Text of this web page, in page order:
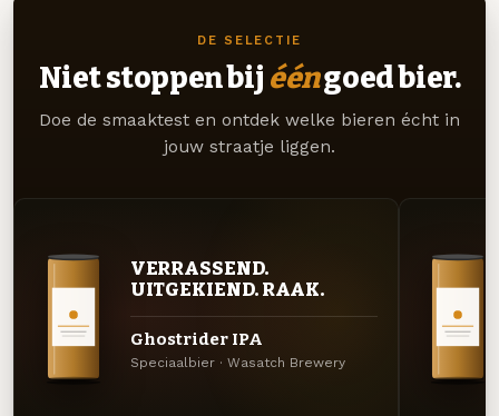
DE SELECTIE
Niet stoppen bij ééngoed bier.
Doe de smaaktest en ontdek welke bieren écht in
jouw straatje liggen.
VERRASSEND.
UITGEKIEND. RAAK.
Ghostrider IPA
Speciaalbier · Wasatch Brewery